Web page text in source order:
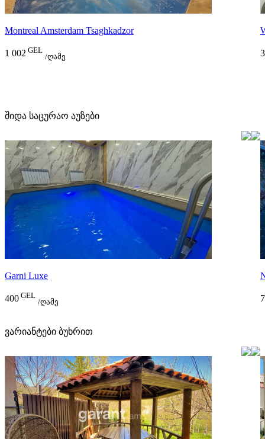
Montreal Amsterdam Tsaghkadzor
1 002 GEL
/ღამე
შიდა საცურაო აუზები
Garni Luxe
400 GEL
/ღამე
ვარიანტები ბუხრით